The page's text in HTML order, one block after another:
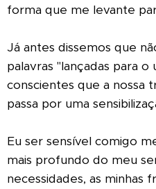
forma que me levante
Já antes dissemos que
palavras "lançadas para o
conscientes que a nossa
passa por uma
Eu ser sensível comigo
mais profundo do meu
necessidades, as minhas